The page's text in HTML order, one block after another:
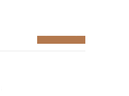
prev next